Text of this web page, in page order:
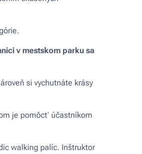
v mestskom parku sa
si vychutnáte krásy
je pomôcť účastníkom
walking palíc. Inštruktor